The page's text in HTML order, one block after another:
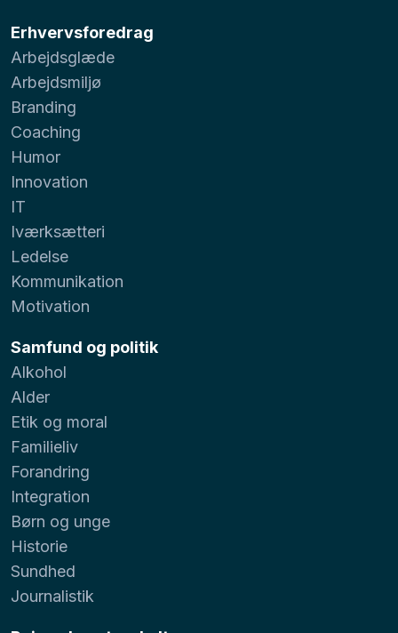
Erhvervsforedrag
Arbejdsglæde
Arbejdsmiljø
Branding
Coaching
Humor
Innovation
IT
Iværksætteri
Ledelse
Kommunikation
Motivation
Samfund og politik
Alkohol
Alder
Etik og moral
Familieliv
Forandring
Integration
Børn og unge
Historie
Sundhed
Journalistik